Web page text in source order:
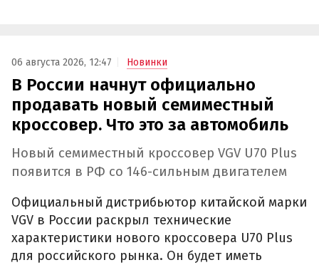
06 августа 2026, 12:47 Новинки
В России начнут официально
продавать новый семиместный
кроссовер. Что это за автомобиль
Новый семиместный кроссовер VGV U70 Plus
появится в РФ со 146-сильным двигателем
Официальный дистрибьютор китайской марки
VGV в России раскрыл технические
характеристики нового кроссовера U70 Plus
для российского рынка. Он будет иметь